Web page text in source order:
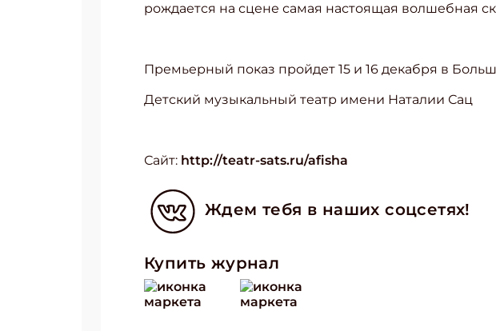
рождается на сцене самая настоящая волшебная
Премьерный показ пройдет 15 и 16 декабря в
Детский музыкальный театр имени Наталии Сац
Сайт: http://teatr-sats.ru/afisha
Ждем тебя в наших соцсетях!
Купить журнал